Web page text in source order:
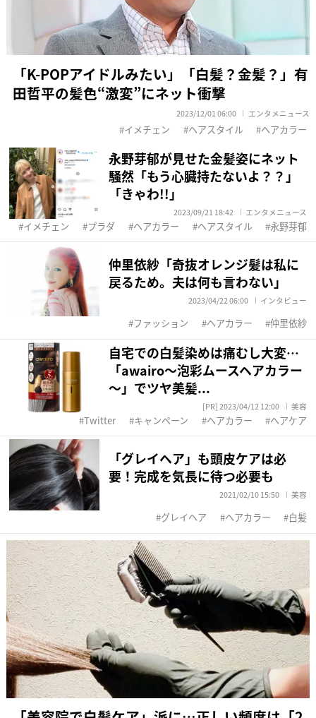
「K-POPアイドルみたい」「白髪？金髪？」有
田哲平の髪色“激変”にネット衝撃
2023/12/01 06:00 エンタメニュース
イメチェン ヘアスタイル ヘアカラー
永野芽郁が見せた金髪姿にネット
騒然「もう心臓持たないよ？？」
「きゃわ!!」
2023/09/21 18:42 エンタメニュース
イメチェン プラダ ヘアカラー ヘアスタイル 永野芽郁
仲里依紗「奇抜オレンジ髪は私に
戻るため。夫は何も言わない」
2023/04/22 06:00 インタビュー
ファッション ヘアカラー 仲里依紗
自宅での白髪染めは痛むし大変…
「awairo～泡彩ムースヘアカラー
～」でツヤ美髪...
[PR] 2023/04/12 12:00 美容
Twitter キャンペーン ヘアカラー ヘアケア
「グレイヘア」も頭皮ケアは必
要！完成を気長に待つ必要も
2021/02/10 15:50 美容
グレイヘア ヘアカラー 白髪